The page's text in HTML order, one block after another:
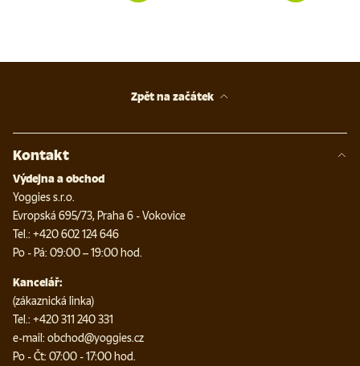
Zpět na začátek
Kontakt
Výdejna a obchod
Yoggies s.r.o.
Evropská 695/73, Praha 6 - Vokovice
Tel.: +420 602 124 646
Po - Pá: 09:00 – 19:00 hod.
Kancelář:
(zákaznická linka)
Tel.: +420 311 240 331
e-mail: obchod@yoggies.cz
Po - Čt: 07:00 - 17:00 hod.